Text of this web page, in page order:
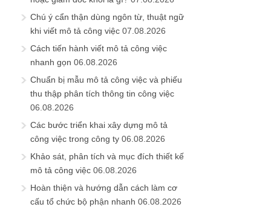
Chú ý cẩn thận dùng ngôn từ, thuật ngữ
khi viết mô tả công việc 07.08.2026
Cách tiến hành viết mô tả công việc
nhanh gọn 06.08.2026
Chuẩn bị mẫu mô tả công việc và phiếu
thu thập phân tích thông tin công việc
06.08.2026
Các bước triển khai xây dựng mô tả
công việc trong công ty 06.08.2026
Khảo sát, phân tích và mục đích thiết kế
mô tả công việc 06.08.2026
Hoàn thiện và hướng dẫn cách làm cơ
cấu tổ chức bộ phận nhanh 06.08.2026